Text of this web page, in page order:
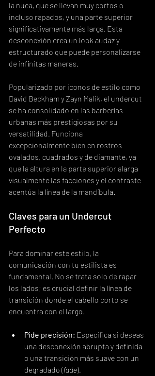
la nuca, que se llevan muy cortos o
incluso rapados, y una parte superior
significativamente más larga. Esta
desconexión crea un look audaz y
estructurado que puede personalizarse
de infinitas maneras.
Popularizado por iconos de estilo como
David Beckham y Zayn Malik, el undercut
se ha consolidado en las barberías
urbanas más prestigiosas por su
versatilidad. Funciona
excepcionalmente bien en rostros
ovalados, cuadrados y de diamante, ya
que la altura en la parte superior alarga
visualmente las facciones y el contraste
acentúa la línea de la mandíbula.
Claves para un Undercut
Perfecto
Para dominar este estilo, la
comunicación con tu estilista es
fundamental. No se trata solo de rapar
los lados; es crucial definir la línea de
transición donde el cabello corto se
encuentra con el largo.
Pide precisión: Especifica si deseas
una desconexión abrupta y definida
o una transición más suave con un
degradado (fade).